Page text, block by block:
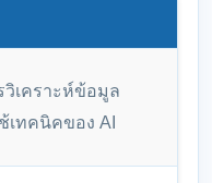
วิเคราะห์ข้อมูล
เทคนิคของ AI